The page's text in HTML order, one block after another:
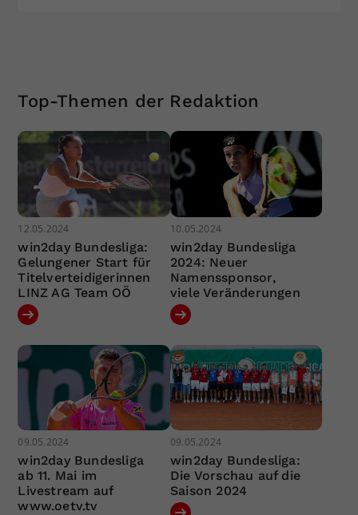
Top-Themen der Redaktion
12.05.2024
win2day Bundesliga:
Gelungener Start für
Titelverteidigerinnen
LINZ AG Team OÖ
10.05.2024
win2day Bundesliga
2024: Neuer
Namenssponsor,
viele Veränderungen
09.05.2024
win2day Bundesliga
ab 11. Mai im
Livestream auf
www.oetv.tv
09.05.2024
win2day Bundesliga:
Die Vorschau auf die
Saison 2024